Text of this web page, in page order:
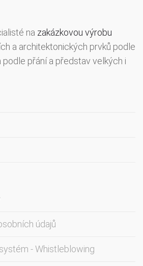
na zakázkovou výrobu
a architektonických prvků podle
podle přání a představ velkých i
údajů
- Whistleblowing